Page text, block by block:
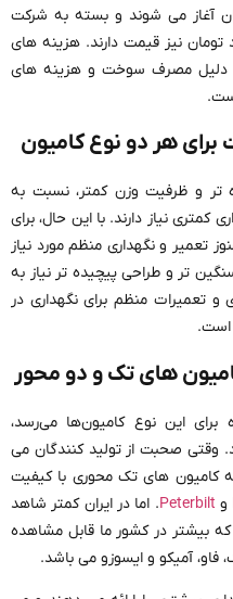
از 3 میلیارد تومان آغاز می شوند و بسته به شرکت
آنها تا 6 الی 7 میلیارد تومان نیز قیمت دارند. هزینه های
دلیل مصرف سوخت و هزینه های
برای هر دو نوع کامیون
تر و ظرفیت وزن کمتر، نسبت به
نیاز دارند. با این حال، برای
تعمیر و نگهداری منظم مورد نیاز
تر و طراحی پیچیده تر نیاز به
و تعمیرات منظم برای نگهداری در
است.
های تک و دو محور
برای این نوع کامیون‌ها می‌رسد،
وقتی صحبت از تولید کنندگان می
کامیون های تک محوری با کیفیت
و Peterbilt. اما در ایران کمتر شاهد
بیشتر در کشور ما قابل مشاهده
فاو، آمیکو و ایسوزو می باشد.